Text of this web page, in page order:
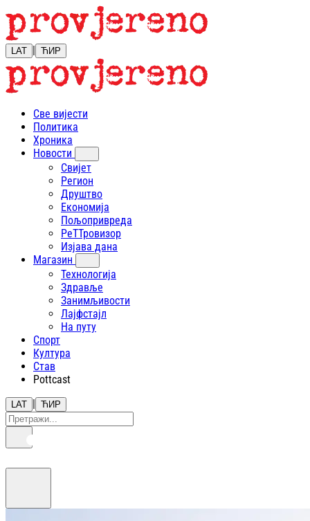
LAT | ЋИР
Све вијести
Политика
Хроника
Новости
Свијет
Регион
Друштво
Економија
Пољопривреда
РеТТровизор
Изјава дана
Магазин
Технологија
Здравље
Занимљивости
Лајфстajл
На путу
Спорт
Култура
Став
Pottcast
LAT | ЋИР